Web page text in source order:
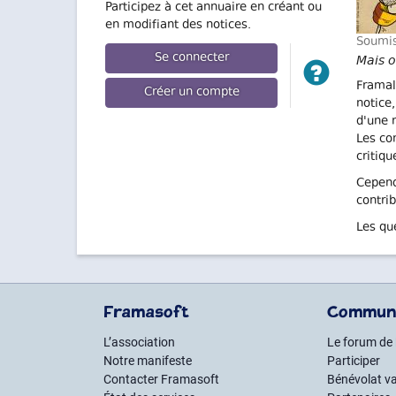
Participez à cet annuaire en créant ou
en modifiant des notices.
Se connecter
Créer un compte
Mais
d'une
Les
Les
Framasoft
L’association
Notre manifeste
Contacter Framasoft
Le forum
Participer
Bénévolat